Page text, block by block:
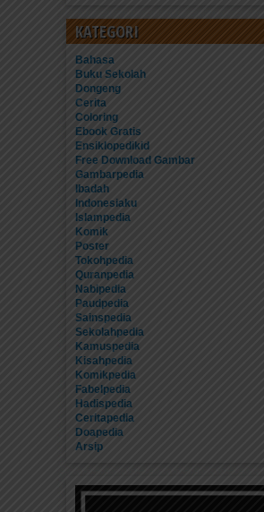
KATEGORI
Bahasa
Buku Sekolah
Dongeng
Cerita
Coloring
Ebook Gratis
Ensiklopedikid
Free Download Gambar
Gambarpedia
Ibadah
Indonesiaku
Islampedia
Komik
Poster
Tokohpedia
Quranpedia
Nabipedia
Paudpedia
Sainspedia
Sekolahpedia
Kamuspedia
Kisahpedia
Komikpedia
Fabelpedia
Hadispedia
Ceritapedia
Doapedia
Arsip